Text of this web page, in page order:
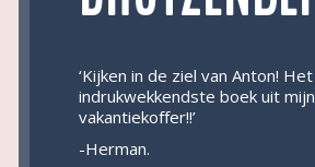
‘Kijken in de ziel van Anton! Het
indrukwekkendste boek uit mijn
vakantiekoffer!!’
-Herman.